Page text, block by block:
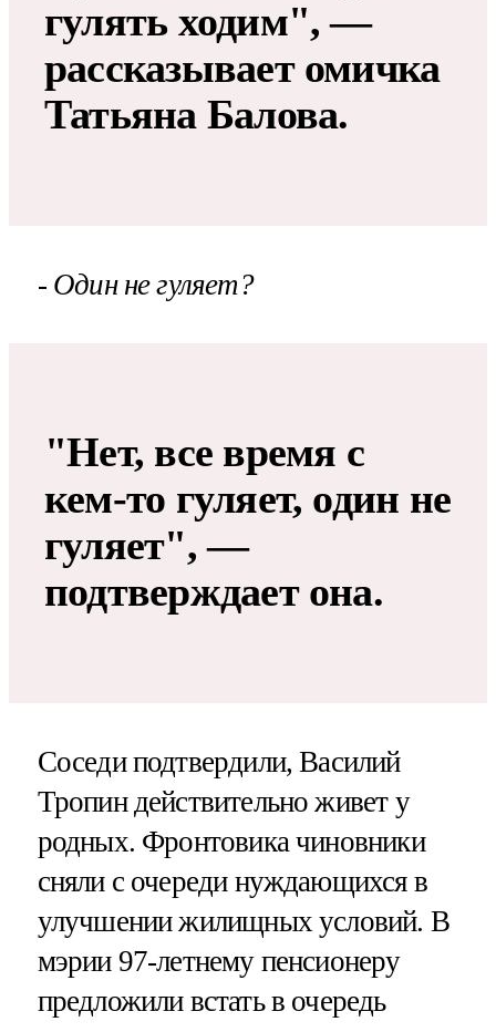
гулять ходим", —
рассказывает омичка
Татьяна Балова.
- Один не гуляет?
"Нет, все время с
кем-то гуляет, один не
гуляет", —
подтверждает она.
Соседи подтвердили, Василий
Тропин действительно живет у
родных. Фронтовика чиновники
сняли с очереди нуждающихся в
улучшении жилищных условий. В
мэрии 97-летнему пенсионеру
предложили встать в очередь